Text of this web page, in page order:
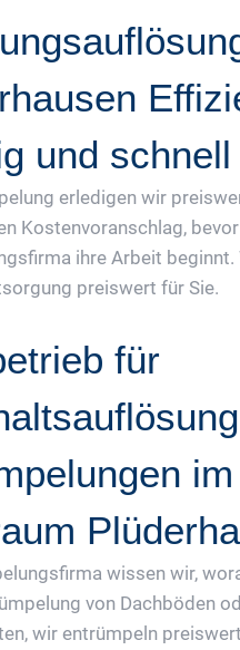
und schnell
erledigen wir
Kostenvoranschlag,
ihre Arbeit beginnt.
preiswert für Sie.
für
im
wissen wir,
von Dachböden
wir entrümpeln